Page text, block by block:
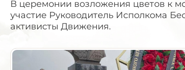
В церемонии возложения цветов к
участие Руководитель Исполкома
активисты Движения.